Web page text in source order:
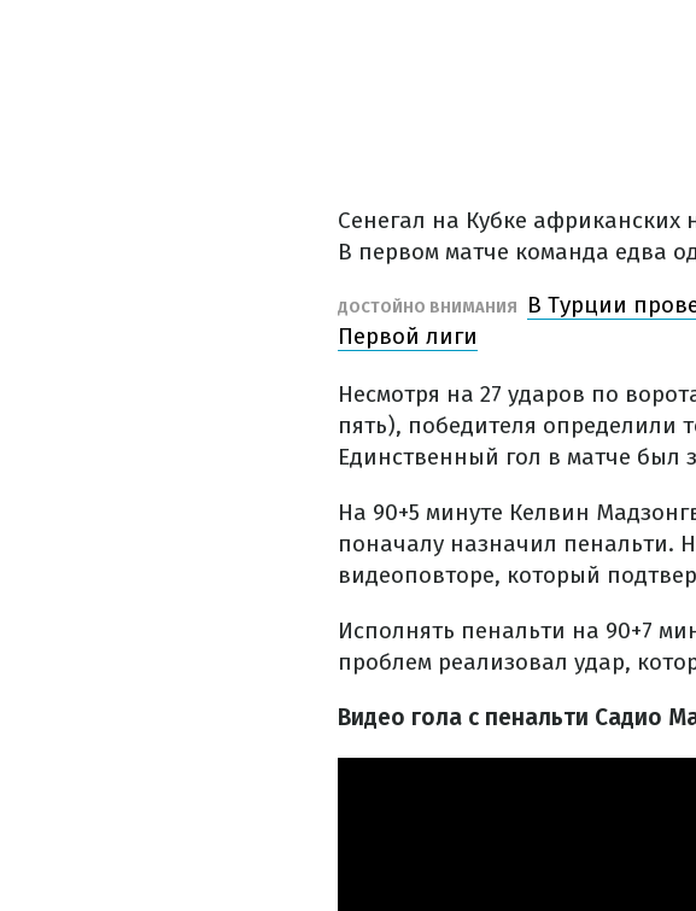
Сенегал на Кубке
В первом матче команда едва
ДОСТОЙНО ВНИМАНИЯ
В Турции
Первой лиги
Несмотря на 27 ударов по
пять), победителя определили
Единственный гол в матче был
На 90+5 минуте Келвин
поначалу назначил пенальти.
видеоповторе, который
Исполнять пенальти на 90+7
проблем реализовал удар,
Видео гола с пенальти Садио